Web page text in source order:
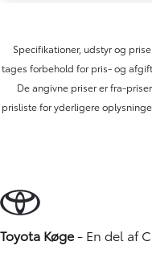
Specifikationer, udstyr og
tages forbehold for pris- og
De angivne priser er fra-
prisliste for yderligere
Toyota Køge- En del af